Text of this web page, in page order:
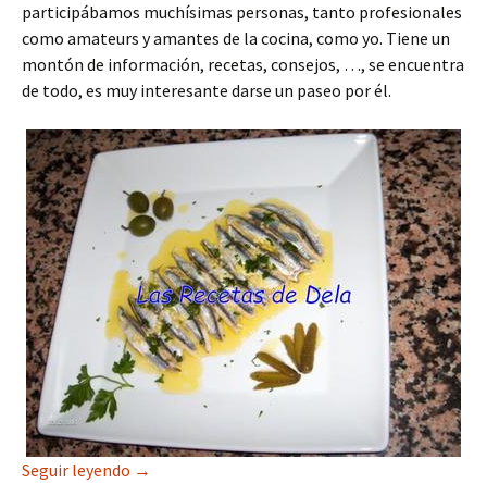
participábamos muchísimas personas, tanto profesionales
como amateurs y amantes de la cocina, como yo. Tiene un
montón de información, recetas, consejos, …, se encuentra
de todo, es muy interesante darse un paseo por él.
Seguir leyendo Boquerones en vinagre
→